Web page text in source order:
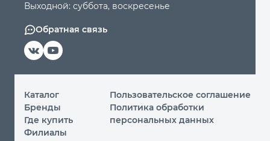
Выходной: суббота, воскресенье
Обратная связь
Каталог
Бренды
Где купить
Филиалы
Пользовательское соглашение
Политика обработки
персональных данных